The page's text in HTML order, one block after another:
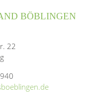
BÖBLINGEN
22